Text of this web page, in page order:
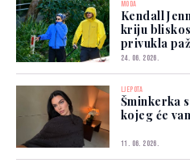
MODA
Kendall
kriju
privukla
24. 06. 2026.
LJEPOTA
Šminkerka
kojeg će
11. 06. 2026.